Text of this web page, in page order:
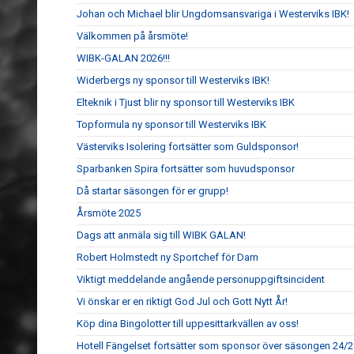
Johan och Michael blir Ungdomsansvariga i Westerviks IBK!
Välkommen på årsmöte!
WIBK-GALAN 2026!!!
Widerbergs ny sponsor till Westerviks IBK!
Elteknik i Tjust blir ny sponsor till Westerviks IBK
Topformula ny sponsor till Westerviks IBK
Västerviks Isolering fortsätter som Guldsponsor!
Sparbanken Spira fortsätter som huvudsponsor
Då startar säsongen för er grupp!
Årsmöte 2025
Dags att anmäla sig till WIBK GALAN!
Robert Holmstedt ny Sportchef för Dam
Viktigt meddelande angående personuppgiftsincident
Vi önskar er en riktigt God Jul och Gott Nytt År!
Köp dina Bingolotter till uppesittarkvällen av oss!
Hotell Fängelset fortsätter som sponsor över säsongen 24/